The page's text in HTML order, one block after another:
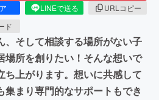
LINEで送る
URLコピー
ド
、そして相談する場所がない子
場所を創りたい！そんな想いで
ち上がります。想いに共感して
集まり専門的なサポートもでき